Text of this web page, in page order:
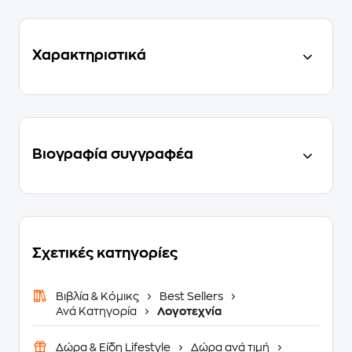
Χαρακτηριστικά
Βιογραφία συγγραφέα
Σχετικές κατηγορίες
Βιβλία & Κόμικς
Best Sellers
Ανά Κατηγορία
Λογοτεχνία
Δώρα & Είδη Lifestyle
Δώρα ανά τιμή